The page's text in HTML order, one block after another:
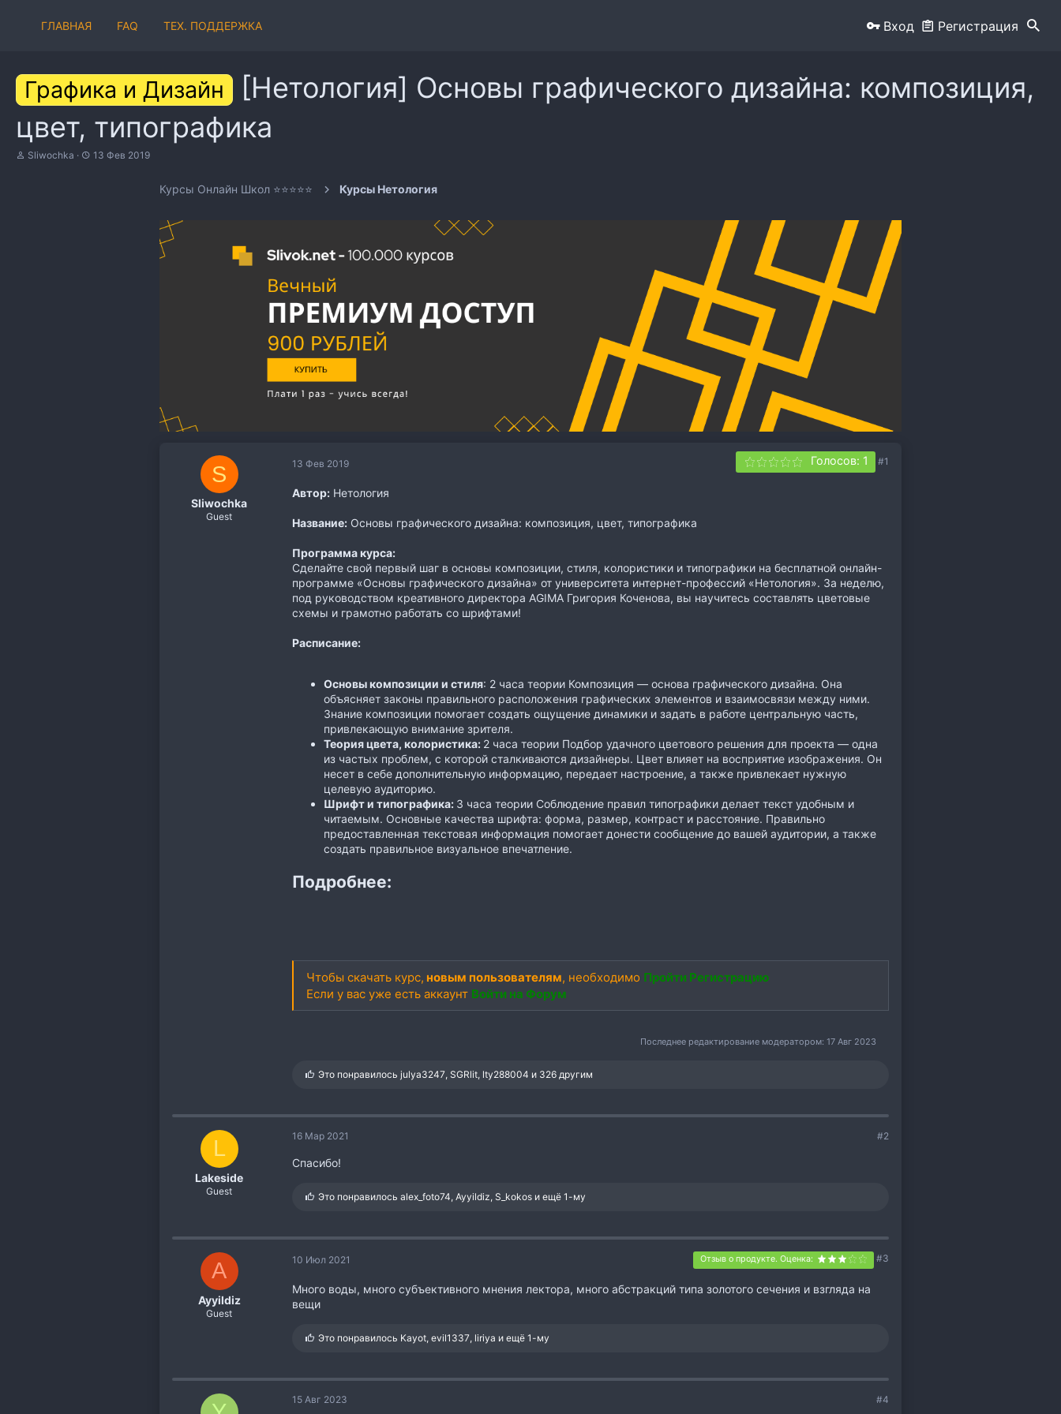
ГЛАВНАЯ FAQ ТЕХ. ПОДДЕРЖКА Вход Регистрация
Графика и Дизайн
[Нетология] Основы графического дизайна: композиция,
цвет, типографика
А
Sliwochka
Д
13 Фев 2019
Курсы Онлайн Школ ⭐⭐⭐⭐⭐ Курсы Нетология
S
Sliwochka
Guest
13 Фев 2019 Голосов: 1 #1
Автор:Нетология
Название:Основы графического дизайна: композиция, цвет, типографика
Программа курса:
Сделайте свой первый шаг в основы композиции, стиля, колористики и типографики на бесплатной онлайн-
программе «Основы графического дизайна» от университета интернет-профессий «Нетология». За неделю,
под руководством креативного директора AGIMA Григория Коченова, вы научитесь составлять цветовые
схемы и грамотно работать со шрифтами!
Расписание:
Основы композиции и стиля: 2 часа теории Композиция — основа графического дизайна. Она
объясняет законы правильного расположения графических элементов и взаимосвязи между ними.
Знание композиции помогает создать ощущение динамики и задать в работе центральную часть,
привлекающую внимание зрителя.
Теория цвета, колористика: 2 часа теории Подбор удачного цветового решения для проекта — одна
из частых проблем, с которой сталкиваются дизайнеры. Цвет влияет на восприятие изображения. Он
несет в себе дополнительную информацию, передает настроение, а также привлекает нужную
целевую аудиторию.
Шрифт и типографика: 3 часа теории Соблюдение правил типографики делает текст удобным и
читаемым. Основные качества шрифта: форма, размер, контраст и расстояние. Правильно
предоставленная текстовая информация помогает донести сообщение до вашей аудитории, а также
создать правильное визуальное впечатление.
Подробнее:
Чтобы скачать курс, новым пользователям, необходимо Пройти Регистрацию
Если у вас уже есть аккаунт Войти на Форум
Последнее редактирование модератором:17 Авг 2023
С
т
и
Это понравилось julya3247, SGRlit, lty288004 и 326 другим
L
Lakeside
Guest
16 Мар 2021 #2
Спасибо!
С
т
Это понравилось alex_foto74, Ayyildiz, S_kokosи ещё 1-му
A
Ayyildiz
Guest
10 Июл 2021 Отзыв о продукте. Оценка: #3
Много воды, много субъективного мнения лектора, много абстракций типа золотого сечения и взгляда на
вещи
С
т
Это понравилось Kayot, evil1337, liriya и ещё 1-му
15 Авг 2023 #4